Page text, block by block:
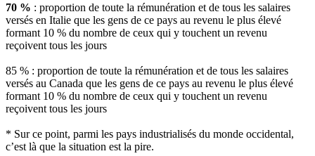
70 % : proportion de toute la rémunération et de tous les salaires
versés en Italie que les gens de ce pays au revenu le plus élevé
formant 10 % du nombre de ceux qui y touchent un revenu
reçoivent tous les jours
85 % : proportion de toute la rémunération et de tous les salaires
versés au Canada que les gens de ce pays au revenu le plus élevé
formant 10 % du nombre de ceux qui y touchent un revenu
reçoivent tous les jours
* Sur ce point, parmi les pays industrialisés du monde occidental,
c’est là que la situation est la pire.